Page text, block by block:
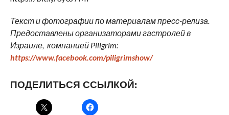
Текст и фотографии по материалам пресс-релиза.
Предоставлены организаторами гастролей в
Израиле, компанией Piligrim:
https://www.facebook.com/piligrimshow/
ПОДЕЛИТЬСЯ ССЫЛКОЙ: